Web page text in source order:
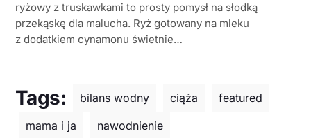
ryżowy z truskawkami to prosty pomysł na słodką
przekąskę dla malucha. Ryż gotowany na mleku
z dodatkiem cynamonu świetnie…
Tags: bilans wodny ciąża
featured
mama i ja
nawodnienie